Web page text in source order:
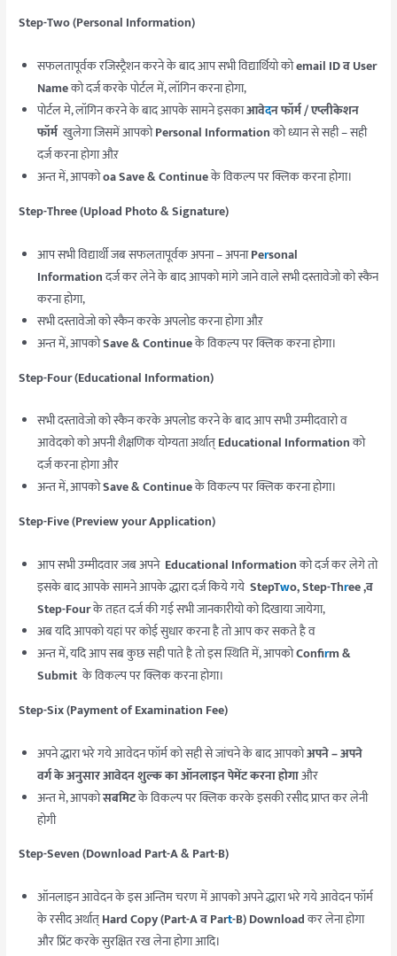
Step-Two (Personal Information)
सफलतापूर्वक रजिस्ट्रैशन करने के बाद आप सभी विद्यार्थियो कोemail ID व User
Nameको दर्ज करके पोर्टल में, लॉगिन करना होगा,
पोर्टल मे, लॉगिन करने के बाद आपके सामने इसकाआवेदन फॉर्म / एप्लीकेशन
फॉर्म खुलेगा जिसमें आपकोPersonal Informationको ध्यान से सही – सही
दर्ज करना होगा औऱ
अन्त में, आपकोoa Save & Continueके विकल्प पर क्लिक करना होगा।
Step-Three (Upload Photo & Signature)
आप सभी विद्यार्थी जब सफलतापूर्वक अपना – अपनाPersonal
Informationदर्ज कर लेने के बाद आपको मांगे जाने वाले सभी दस्तावेजो को स्कैन
करना होगा,
सभी दस्तावेजो को स्कैन करके अपलोड करना होगा औऱ
अन्त में, आपकोSave & Continueके विकल्प पर क्लिक करना होगा।
Step-Four (Educational Information)
सभी दस्तावेजो को स्कैन करके अपलोड करने के बाद आप सभी उम्मीदवारो व
आवेदको को अपनी शैक्षणिक योग्यता अर्थात्Educational Informationको
दर्ज करना होगा और
अन्त में, आपकोSave & Continueके विकल्प पर क्लिक करना होगा।
Step-Five (Preview your Application)
आप सभी उम्मीदवार जब अपने Educational Informationको दर्ज कर लेगे तो
इसके बाद आपके सामने आपके द्धारा दर्ज किये गये StepTwo, Step-Three ,व
Step-Fourके तहत दर्ज की गई सभी जानकारीयो को दिखाया जायेगा,
अब यदि आपको यहां पर कोई सुधार करना है तो आप कर सकते है व
अन्त में, यदि आप सब कुछ सही पाते है तो इस स्थिति में, आपकोConfirm &
Submit के विकल्प पर क्लिक करना होगा।
Step-Six (Payment of Examination Fee)
अपने द्धारा भरे गये आवेदन फॉर्म को सही से जांचने के बाद आपकोअपने – अपने
वर्ग के अनुसार आवेदन शुल्क का ऑनलाइन पेमेंट करना होगाऔर
अन्त मे, आपकोसबमिटके विकल्प पर क्लिक करके इसकी रसीद प्राप्त कर लेनी
होगी
Step-Seven (Download Part-A & Part-B)
ऑनलाइन आवेदन के इस अन्तिम चरण में आपको अपने द्धारा भरे गये आवेदन फॉर्म
के रसीद अर्थात्Hard Copy (Part-A व Part-B) Downloadकर लेना होगा
और प्रिंट करके सुरक्षित रख लेना होगा आदि।